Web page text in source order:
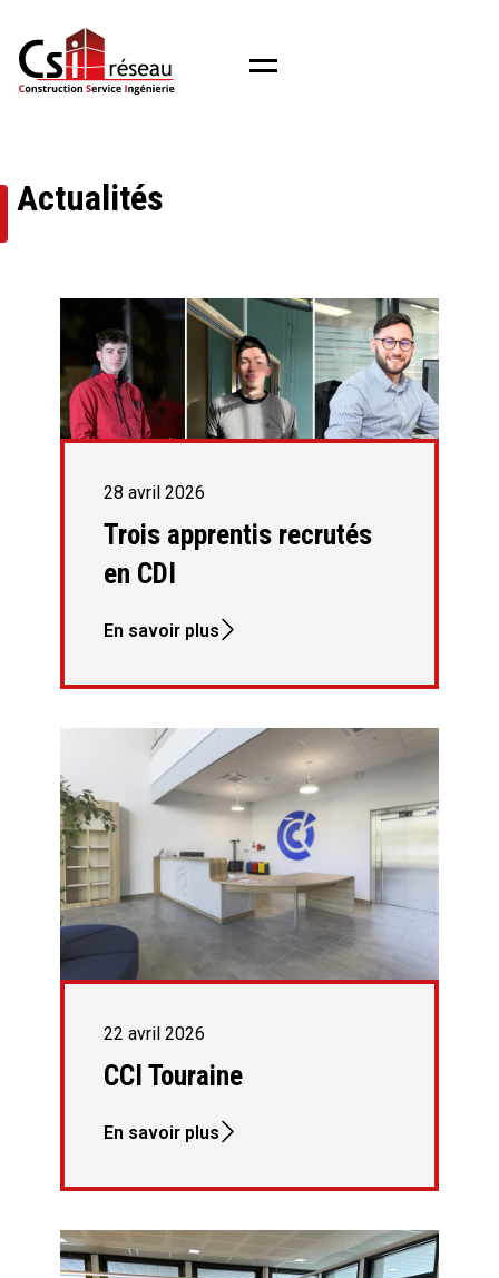
Menu
Actualités
Trois apprentis recrutés
en CDI
28 avril 2026
En savoir plus
CCI Touraine
22 avril 2026
En savoir plus